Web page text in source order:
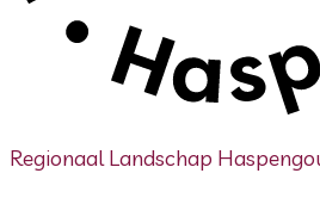
Regionaal Landschap